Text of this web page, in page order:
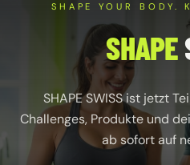
SHAPE YOUR BODY.
SHAPE
SHAPE SWISS ist jetzt
Challenges, Produkte und
ab sofort auf